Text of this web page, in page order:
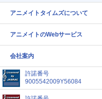
アニメイトタイムズについて
アニメイトのWebサービス
会社案内
許諾番号
9005542009Y56084